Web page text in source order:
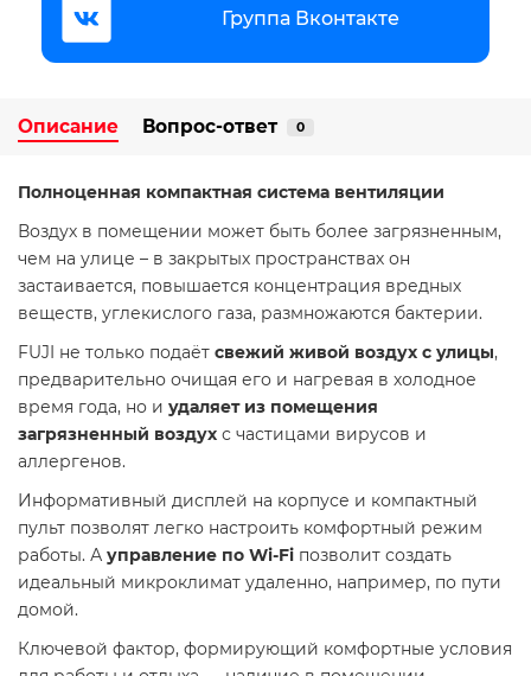
Группа Вконтакте
Описание Вопрос-ответ 0
Полноценная компактная система вентиляции
Воздух в помещении может быть более загрязненным,
чем на улице – в закрытых пространствах он
застаивается, повышается концентрация вредных
веществ, углекислого газа, размножаются бактерии.
FUJI не только подаёт свежий живой воздух с улицы,
предварительно очищая его и нагревая в холодное
время года, но и удаляет из помещения
загрязненный воздух с частицами вирусов и
аллергенов.
Информативный дисплей на корпусе и компактный
пульт позволят легко настроить комфортный режим
работы. А управление по Wi-Fi позволит создать
идеальный микроклимат удаленно, например, по пути
домой.
Ключевой фактор, формирующий комфортные условия